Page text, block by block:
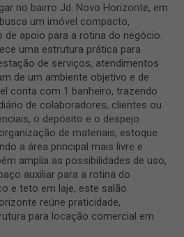
no bairro Jd. Novo Horizonte, em
um imóvel compacto,
apoio para a rotina do negócio.
uma estrutura prática para
de serviços, atendimentos
de um ambiente objetivo e de
conta com 1 banheiro, trazendo
de colaboradores, clientes ou
o depósito e o despejo
de materiais, estoque
a área principal mais livre e
amplia as possibilidades de uso,
auxiliar para a rotina do
e teto em laje, este salão
reúne praticidade,
para locação comercial em